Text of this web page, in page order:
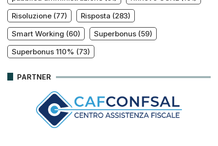
Risoluzione (77) Risposta (283)
Smart Working (60) Superbonus (59)
Superbonus 110% (73)
PARTNER